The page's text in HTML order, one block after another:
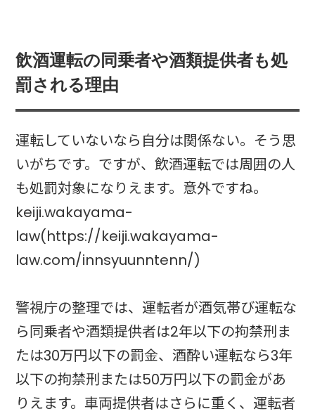
飲酒運転の同乗者や酒類提供者も処
罰される理由
運転していないなら自分は関係ない。そう思
いがちです。ですが、飲酒運転では周囲の人
も処罰対象になりえます。意外ですね。
keiji.wakayama-
law(https://keiji.wakayama-
law.com/innsyuunntenn/)
警視庁の整理では、運転者が酒気帯び運転な
ら同乗者や酒類提供者は2年以下の拘禁刑ま
たは30万円以下の罰金、酒酔い運転なら3年
以下の拘禁刑または50万円以下の罰金があ
りえます。車両提供者はさらに重く、運転者